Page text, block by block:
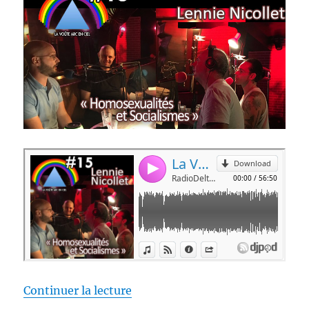
Continuer la lecture